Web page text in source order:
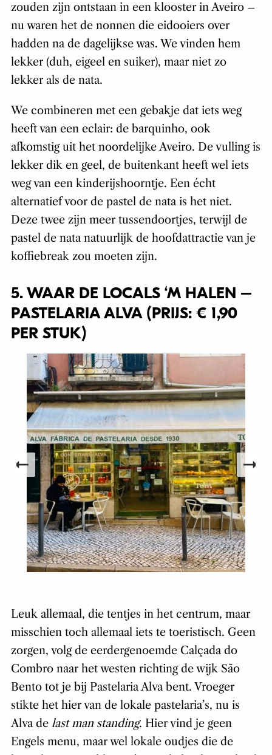
zouden zijn ontstaan in een klooster in Aveiro –
nu waren het de nonnen die eidooiers over
hadden na de dagelijkse was. We vinden hem
lekker (duh, eigeel en suiker), maar niet zo
lekker als de nata.
We combineren met een gebakje dat iets weg
heeft van een eclair: de barquinho, ook
afkomstig uit het noordelijke Aveiro. De vulling is
lekker dik en geel, de buitenkant heeft wel iets
weg van een kinderijshoorntje. Een écht
alternatief voor de pastel de nata is het niet.
Deze twee zijn meer tussendoortjes, terwijl de
pastel de nata natuurlijk de hoofdattractie van je
koffiebreak zou moeten zijn.
5. WAAR DE LOCALS ‘M HALEN –
PASTELARIA ALVA (PRIJS: € 1,90
PER STUK)
Leuk allemaal, die tentjes in het centrum, maar
misschien toch allemaal iets te toeristisch. Geen
zorgen, volg de eerdergenoemde Calçada do
Combro naar het westen richting de wijk São
Bento tot je bij Pastelaria Alva bent. Vroeger
stikte het hier van de lokale pastelaria’s, nu is
Alva de last man standing. Hier vind je geen
Engels menu, maar wel lokale oudjes die de